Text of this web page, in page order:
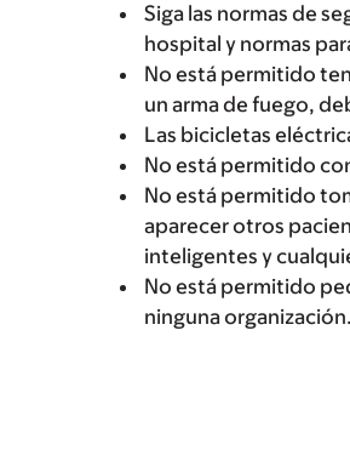
Siga las normas de
hospital y normas
No está permitido
un arma de fuego,
Las bicicletas
No está permitido
No está permitido
aparecer otros
inteligentes y
No está permitido
ninguna organización.